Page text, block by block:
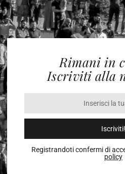
Rimani in
Iscriviti alla
Iscriviti!
Registrandoti confermi di
policy